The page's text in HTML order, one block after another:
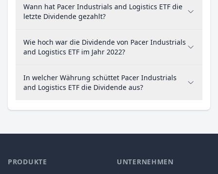
Wann hat Pacer Industrials and Logistics ETF die
letzte Dividende gezahlt?
Wie hoch war die Dividende von Pacer Industrials
and Logistics ETF im Jahr 2022?
In welcher Währung schüttet Pacer Industrials
and Logistics ETF die Dividende aus?
PRODUKTE UNTERNEHMEN